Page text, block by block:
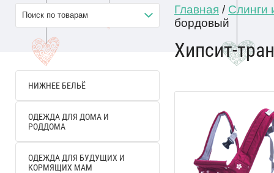
Поиск по товарам
НИЖНЕЕ БЕЛЬЁ
ОДЕЖДА ДЛЯ ДОМА И
РОДДОМА
ОДЕЖДА ДЛЯ БУДУЩИХ И
КОРМЯЩИХ МАМ
Главная / Слинги
бордовый
Хипсит-